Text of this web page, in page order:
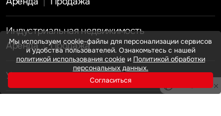
Индустриальная недвижимость
Аренда
Продажа
Услуги
Инвестиции
Земельные активы и девелопмент
Мы используем cookie-файлы для персонализации сервисов
и удобства пользователей. Ознакомьтесь с нашей
политикой использования cookieи Политикой обработки
персональных данных.
Согласиться